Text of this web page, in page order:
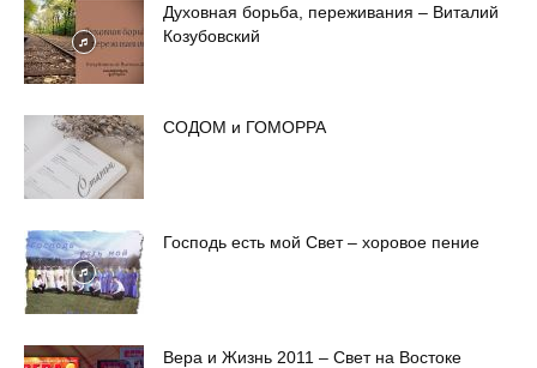
Духовная борьба, переживания – Виталий
Козубовский
СОДОМ и ГОМОРРА
Господь есть мой Свет – хоровое пение
Вера и Жизнь 2011 – Свет на Востоке